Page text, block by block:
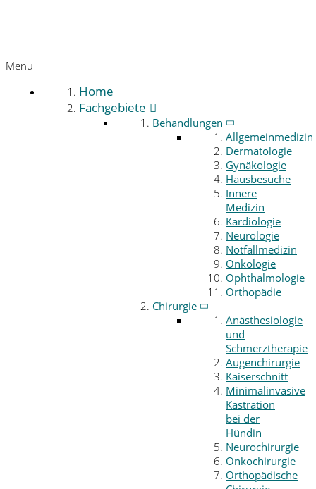
Menu
Home
Fachgebiete
Behandlungen
Allgemeinmedizin
Dermatologie
Gynäkologie
Hausbesuche
Innere
Medizin
Kardiologie
Neurologie
Notfallmedizin
Onkologie
Ophthalmologie
Orthopädie
Chirurgie
Anästhesiologie
und
Schmerztherapie
Augenchirurgie
Kaiserschnitt
Minimalinvasive
Kastration
bei der
Hündin
Neurochirurgie
Onkochirurgie
Orthopädische